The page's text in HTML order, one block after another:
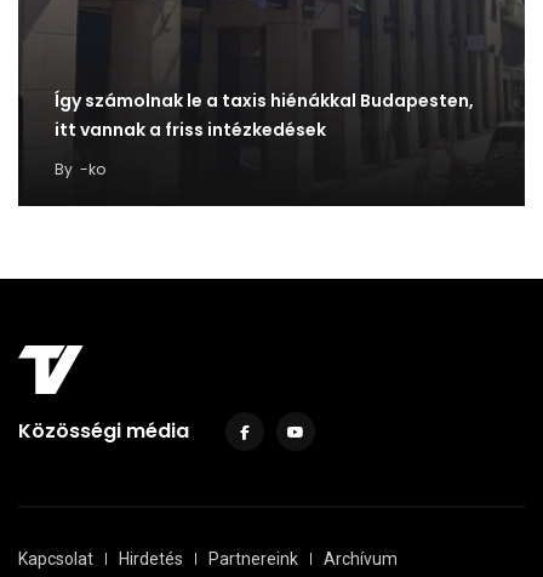
Így számolnak le a taxis hiénákkal Budapesten,
itt vannak a friss intézkedések
By -ko
Közösségi média
Kapcsolat Hirdetés Partnereink Archívum